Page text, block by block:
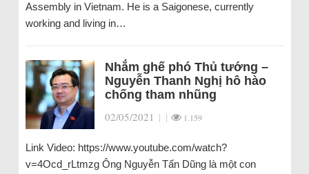
Assembly in Vietnam. He is a Saigonese, currently
working and living in…
Nhắm ghế phó Thủ tướng –
Nguyễn Thanh Nghị hô hào
chống tham nhũng
02/05/2021 | | 1.159
Link Video: https://www.youtube.com/watch?
v=4Ocd_rLtmzg Ông Nguyễn Tấn Dũng là một con